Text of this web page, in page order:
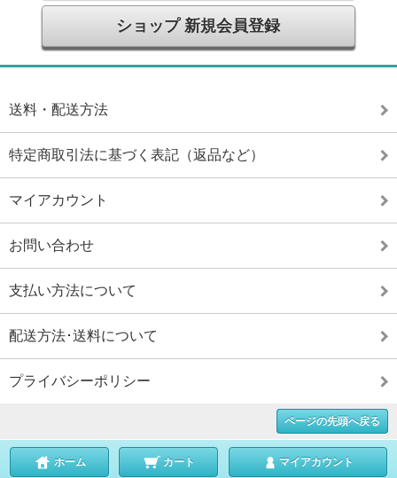
ショップ 新規会員登録
送料・配送方法
特定商取引法に基づく表記（返品など）
マイアカウント
お問い合わせ
支払い方法について
配送方法･送料について
プライバシーポリシー
ページの先頭へ戻る
ホーム カート マイアカウント